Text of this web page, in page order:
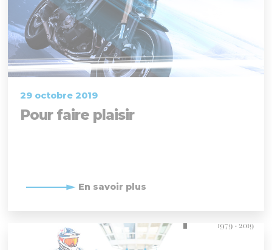
29 octobre 2019
Pour faire plaisir
En savoir plus